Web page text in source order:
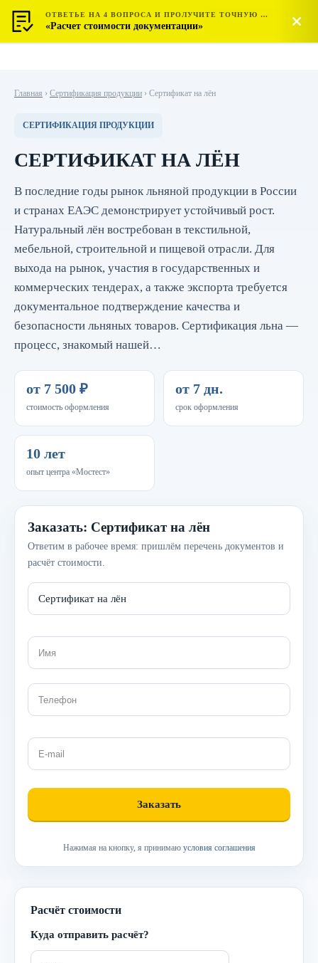
МОСТЕСТ
ЦЕНТР СЕРТИФИКАЦИИ
Главная › Сертификация продукции › Сертификат на лён
СЕРТИФИКАЦИЯ ПРОДУКЦИИ
СЕРТИФИКАТ НА ЛЁН
В последние годы рынок льняной продукции в России
и странах ЕАЭС демонстрирует устойчивый рост.
Натуральный лён востребован в текстильной,
мебельной, строительной и пищевой отрасли. Для
выхода на рынок, участия в государственных и
коммерческих тендерах, а также экспорта требуется
документальное подтверждение качества и
безопасности льняных товаров. Сертификация льна —
процесс, знакомый нашей…
от 7 500 ₽
стоимость оформления
от 7 дн.
срок оформления
10 лет
опыт центра «Мостест»
Заказать: Сертификат на лён
Ответим в рабочее время: пришлём перечень документов и
расчёт стоимости.
Нажимая на кнопку, я принимаю условия соглашения
Расчёт стоимости
Куда отправить расчёт?
ОТВЕТЬЕ НА 4 ВОПРОСА И ПРОЛУЧИТЕ ТОЧНУЮ СТОИМОСТЬ
«Расчет стоимости документации»